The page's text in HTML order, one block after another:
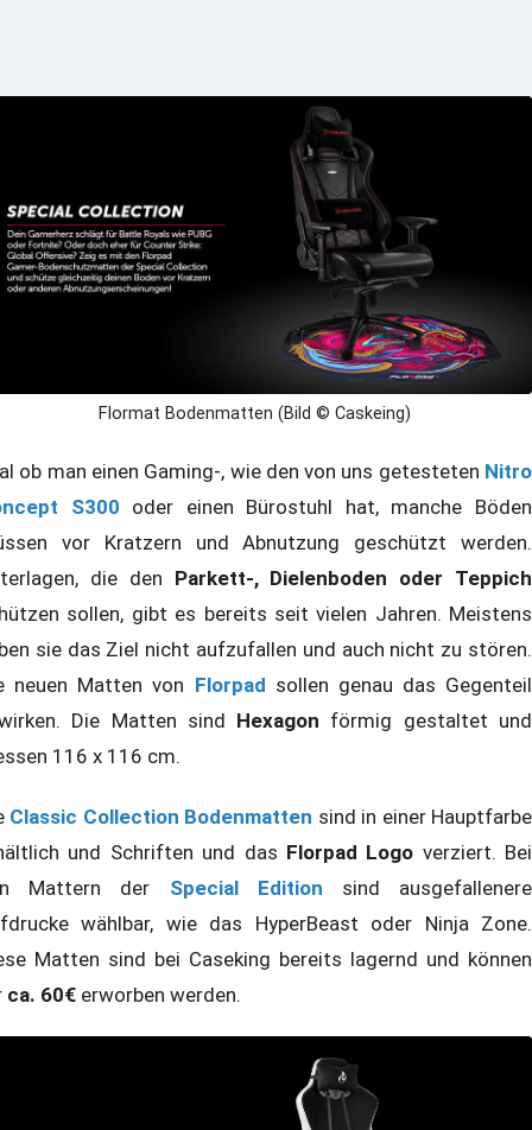
Flormat Bodenmatten (Bild © Caskeing)
ob man einen Gaming-, wie den von uns getesteten Nitro
S300 oder einen Bürostuhl hat, manche Böden
vor Kratzern und Abnutzung geschützt werden.
die den Parkett-, Dielenboden oder Teppich
sollen, gibt es bereits seit vielen Jahren. Meistens
sie das Ziel nicht aufzufallen und auch nicht zu stören.
neuen Matten von Florpad sollen genau das Gegenteil
Die Matten sind Hexagon förmig gestaltet und
116 x 116 cm.
Classic Collection Bodenmatten sind in einer Hauptfarbe
und Schriften und das Florpad Logo verziert. Bei
Mattern der Special Edition sind ausgefallenere
wählbar, wie das HyperBeast oder Ninja Zone.
Matten sind bei Caseking bereits lagernd und können
ca. 60€ erworben werden.